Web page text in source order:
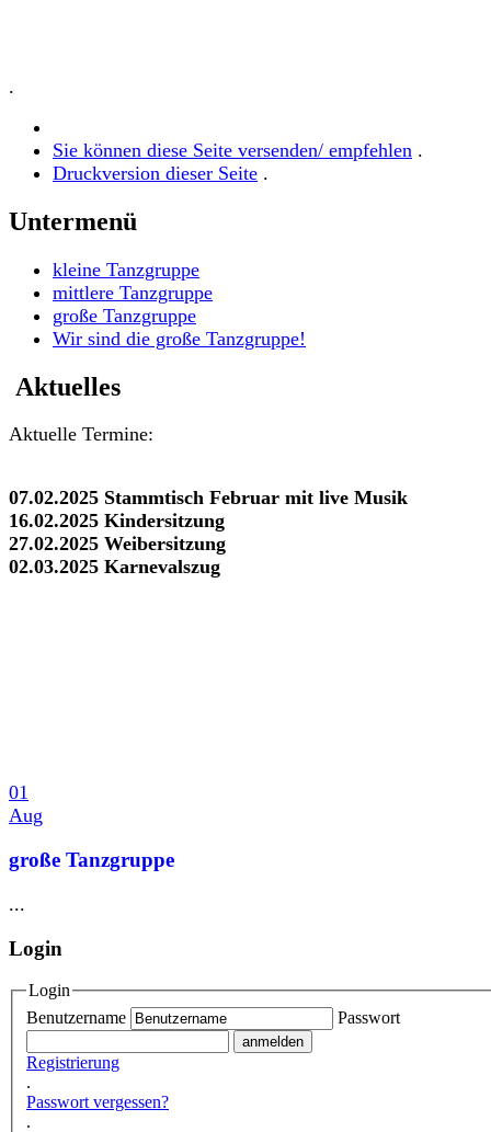
.
Sie können diese Seite versenden/ empfehlen .
Druckversion dieser Seite .
Untermenü
kleine Tanzgruppe
mittlere Tanzgruppe
große Tanzgruppe
Wir sind die große Tanzgruppe!
Aktuelles
Aktuelle Termine:
07.02.2025 Stammtisch Februar mit live Musik
16.02.2025 Kindersitzung
27.02.2025 Weibersitzung
02.03.2025 Karnevalszug
01
Aug
große Tanzgruppe
...
Login
Login
Benutzername
Passwort
Registrierung
.
Passwort vergessen?
.